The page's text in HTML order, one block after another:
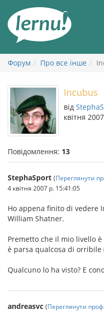
змісту
Форум Про все інше
Incubus
від
квітня
Повідомлення: 13
StephaSport (Переглянути
4 квітня 2007 р. 15:41:05
Ho appena finito di vedere
William Shatner.
Premetto che il mio livello
è parsa qualcosa di orribile
Qualcuno lo ha visto? E
andreasvc (Переглянути